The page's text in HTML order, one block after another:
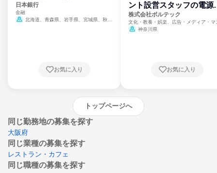
日本銀行
金融
北海道、青森県、岩手県、宮城県、秋田
崎県、熊本県、大分県、宮崎県、鹿児島県、
お気に入り
ント設営スタッフの電源
門
株式会社ボルテック
文化・教養・娯楽、広告・メディア・マ
ミ、電力・ガス・水道・エネルギー
神奈川県
お気に入り
トップページへ
同じ勤務地の募集を探す
大阪府
同じ業種の募集を探す
レストラン・カフェ
同じ職種の募集を探す